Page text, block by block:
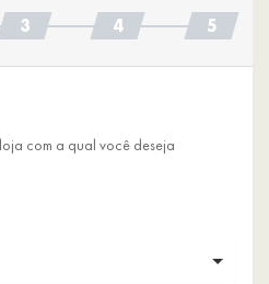
com a qual você deseja